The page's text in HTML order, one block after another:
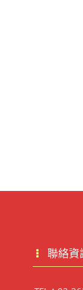
聯絡資